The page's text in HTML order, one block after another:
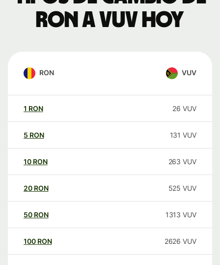
RON a VUV hoy
RON VUV
1 RON 26 VUV
5 RON 131 VUV
10 RON 263 VUV
20 RON 525 VUV
50 RON 1313 VUV
100 RON 2626 VUV